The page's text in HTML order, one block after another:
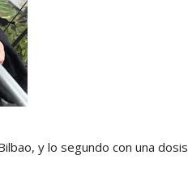
y lo segundo con una dosis